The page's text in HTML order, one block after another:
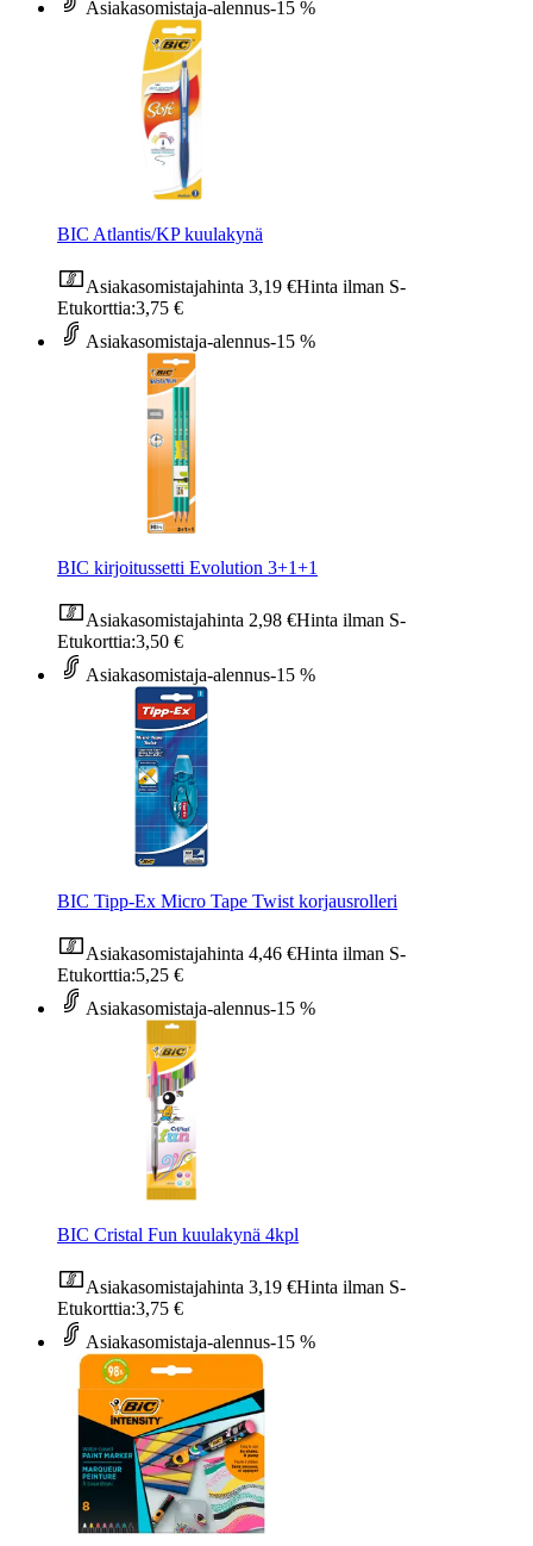
Asiakasomistaja-alennus-15 %
BIC Atlantis/KP kuulakynä
Asiakasomistajahinta 3,19 €Hinta ilman S-
Etukorttia:3,75 €
Asiakasomistaja-alennus-15 %
BIC kirjoitussetti Evolution 3+1+1
Asiakasomistajahinta 2,98 €Hinta ilman S-
Etukorttia:3,50 €
Asiakasomistaja-alennus-15 %
BIC Tipp-Ex Micro Tape Twist korjausrolleri
Asiakasomistajahinta 4,46 €Hinta ilman S-
Etukorttia:5,25 €
Asiakasomistaja-alennus-15 %
BIC Cristal Fun kuulakynä 4kpl
Asiakasomistajahinta 3,19 €Hinta ilman S-
Etukorttia:3,75 €
Asiakasomistaja-alennus-15 %